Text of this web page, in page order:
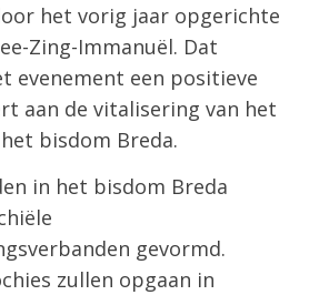
het vorig jaar opgerichte
Zing-Immanuël. Dat
evenement een positieve
aan de vitalisering van het
bisdom Breda.
in het bisdom Breda
gevormd.
zullen opgaan in